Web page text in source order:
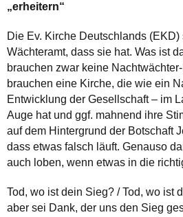
„erheitern“
Die Ev. Kirche Deutschlands (EKD)
Wächteramt, dass sie hat. Was ist
brauchen zwar keine
brauchen eine Kirche, die wie ein
Entwicklung der Gesellschaft – im
Auge hat und ggf. mahnend ihre
auf dem Hintergrund der Botschaft
dass etwas falsch läuft. Genauso
auch loben, wenn etwas in die
Tod, wo ist dein Sieg? / Tod, wo ist
aber sei Dank, der uns den Sieg